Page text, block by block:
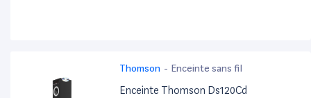
Thomson - Enceinte sans fil
Enceinte Thomson Ds120Cd